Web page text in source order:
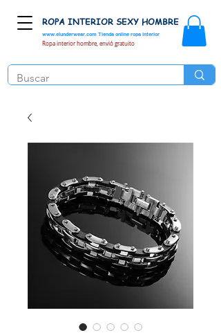
www.elunderwear.com Tienda online ropa interior
ROPA INTERIOR SEXY HOMBRE
Ropa interior hombre, envió gratuito